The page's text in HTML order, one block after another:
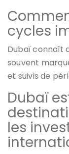
cycles
Dubaï connaît
souvent
et suivis de
Dubaï
les